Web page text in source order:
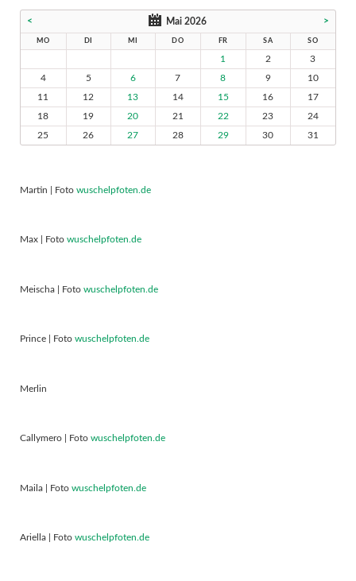
< Mai 2026 >
MO DI MI DO FR SA SO
1 2
3
4
5 6 7 8 9
10
11
12 13 14 15 16
17
18
19 20 21 22 23
24
25
26 27 28 29 30 31
Martin | Foto wuschelpfoten.de
Max | Foto wuschelpfoten.de
Meischa | Foto wuschelpfoten.de
Prince | Foto wuschelpfoten.de
Merlin
Callymero | Foto wuschelpfoten.de
Maila | Foto wuschelpfoten.de
Ariella | Foto wuschelpfoten.de